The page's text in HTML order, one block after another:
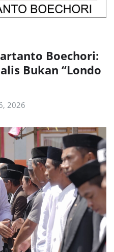
Boechori:
Bukan “Londo
2026